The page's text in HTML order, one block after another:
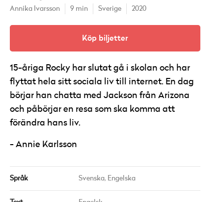
Annika Ivarsson 9 min Sverige 2020
Köp biljetter
15-åriga Rocky har slutat gå i skolan och har
flyttat hela sitt sociala liv till internet. En dag
börjar han chatta med Jackson från Arizona
och påbörjar en resa som ska komma att
förändra hans liv.
Annie Karlsson
Språk Svenska, Engelska